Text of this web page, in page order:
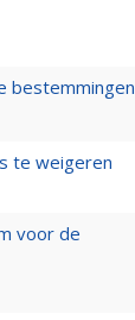
bestemmingen
te weigeren
voor de